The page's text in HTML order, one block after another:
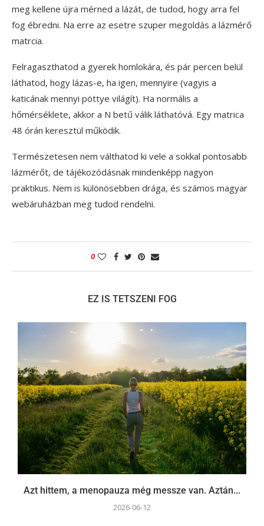
meg kellene újra mérned a lázát, de tudod, hogy arra fel
fog ébredni. Na erre az esetre szuper megoldás a lázmérő
matrcia.
Felragaszthatod a gyerek homlokára, és pár percen belül
láthatod, hogy lázas-e, ha igen, mennyire (vagyis a
katicának mennyi pöttye világít). Ha normális a
hőmérséklete, akkor a N betű válik láthatóvá. Egy matrica
48 órán keresztül működik.
Természetesen nem válthatod ki vele a sokkal pontosabb
lázmérőt, de tájékozódásnak mindenképp nagyon
praktikus. Nem is különösebben drága, és számos magyar
webáruházban meg tudod rendelni.
0
EZ IS TETSZENI FOG
Azt hittem, a menopauza még messze van. Aztán...
2026-06-12